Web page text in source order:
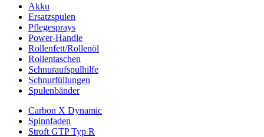
Akku
Ersatzspulen
Pflegesprays
Power-Handle
Rollenfett/Rollenöl
Rollentaschen
Schnuraufspulhilfe
Schnurfüllungen
Spulenbänder
Carbon X Dynamic
Spinnfaden
Stroft GTP Typ R